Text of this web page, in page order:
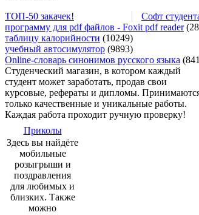
ТОП-50 закачек!
Софт
программу для pdf файлов - Foxit pdf reader
таблицу калорийности (10249)
учебный автосимулятор (9893)
Online-словарь синонимов русского языка
Студенческий магазин, в котором каждый
студент может заработать, продав свои
курсовые, рефераты и дипломы.
только качественные и уникальные работы.
Каждая работа проходит ручную проверку!
Приколы
Здесь вы найдёте
мобильные
розыгрыши и
поздравления
для любимых и
близких. Также
можно